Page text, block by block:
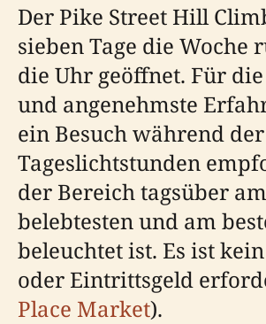
Der Pike Street Hill
sieben Tage die Woche
die Uhr geöffnet. Für
und angenehmste
ein Besuch während der
Tageslichtstunden
der Bereich tagsüber am
belebtesten und am
beleuchtet ist. Es ist
oder Eintrittsgeld
Place Market).